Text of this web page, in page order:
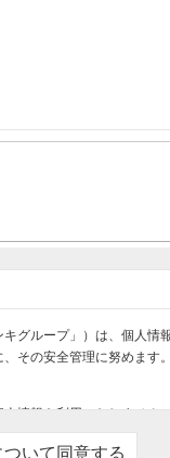
グループ」）は、個人情
その安全管理に努めます。
情報を利用いたしません
いて同意する